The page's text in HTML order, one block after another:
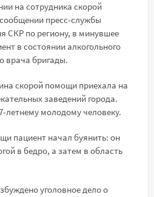
на сотрудника скорой
пресс-службы
СКР по региону, в минувшее
в состоянии алкогольного
врача бригады.
скорой помощи приехала на
заведений города.
летнему молодому человеку.
пациент начал буянить: он
в бедро, а затем в область
уголовное дело о